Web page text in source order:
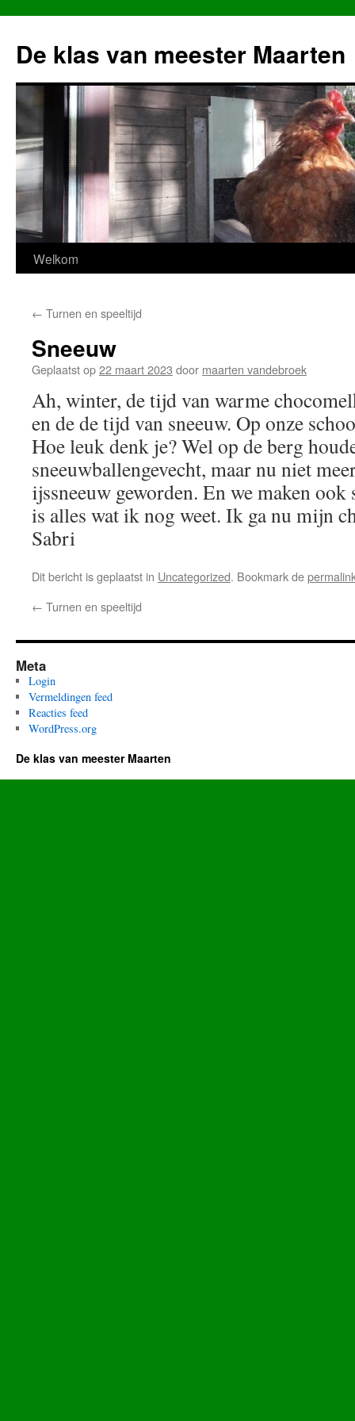
de
inhoud
De klas van meester Maarten
Welkom
← Turnen en speeltijd
Sneeuw
Geplaatst op22 maart 2023 door maarten vandebroek
Ah, winter, de tijd van warme
en de de tijd van sneeuw. Op onze
Hoe leuk denk je? Wel op de berg
sneeuwballengevecht, maar nu niet
ijssneeuw geworden. En we maken
is alles wat ik nog weet. Ik ga nu mijn
Sabri
Dit bericht is geplaatst in Uncategorized. Bookmark de
← Turnen en speeltijd
Meta
Login
Vermeldingen feed
Reacties feed
WordPress.org
De klas van meester Maarten